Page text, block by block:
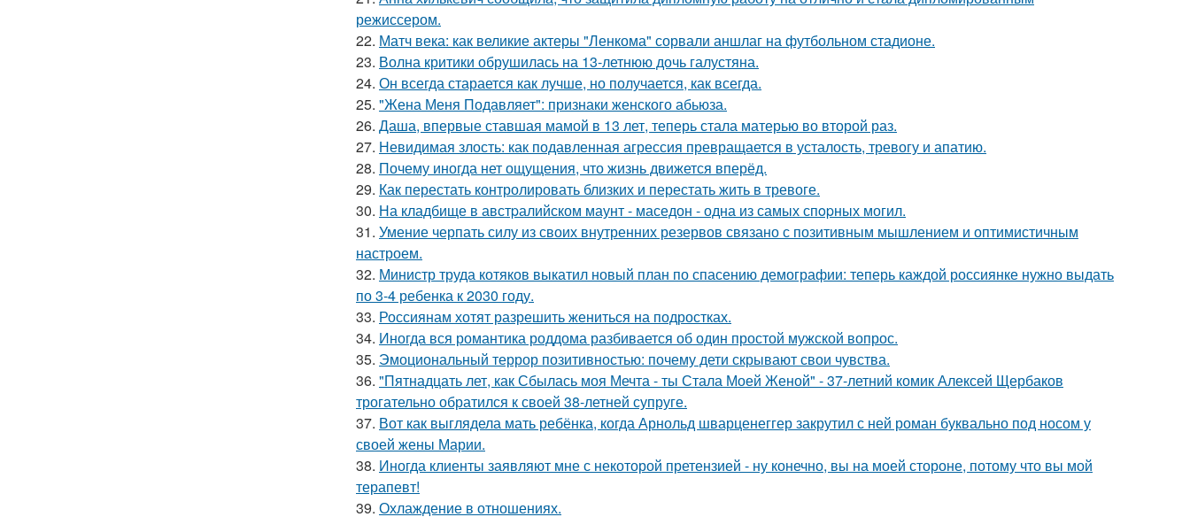
режиссером.
22. Матч века: как великие актеры "Ленкома" сорвали аншлаг на футбольном стадионе.
23. Волна критики обрушилась на 13-летнюю дочь галустяна.
24. Он всегда старается как лучше, но получается, как всегда.
25. "Жена Меня Подавляет": признаки женского абьюза.
26. Даша, впервые ставшая мамой в 13 лет, теперь стала матерью во второй раз.
27. Невидимая злость: как подавленная агрессия превращается в усталость, тревогу и апатию.
28. Почему иногда нет ощущения, что жизнь движется вперёд.
29. Как перестать контролировать близких и перестать жить в тревоге.
30. На кладбище в австpалийском маунт - маседон - одна из самых спopных могил.
31. Умение черпать силу из своих внутренних резервов связано с позитивным мышлением и оптимистичным
настроем.
32. Министр труда котяков выкатил новый план по спасению демографии: теперь каждой россиянке нужно выдать
по 3-4 ребенка к 2030 году.
33. Россиянам хотят разрешить жениться на подростках.
34. Иногда вся романтика роддома разбивается об один простой мужской вопрос.
35. Эмоциональный террор позитивностью: почему дети скрывают свои чувства.
36. "Пятнадцать лет, как Сбылась моя Мечта - ты Стала Моей Женой" - 37-летний комик Алексей Щербаков
трогательно обратился к своей 38-летней супруге.
37. Вот как выглядела мать ребёнка, когда Арнольд шварценеггер закрутил с ней роман буквально под носом у
своей жены Марии.
38. Иногда клиенты заявляют мне с некоторой претензией - ну конечно, вы на моей стороне, потому что вы мой
терапевт!
39. Охлаждение в отношениях.